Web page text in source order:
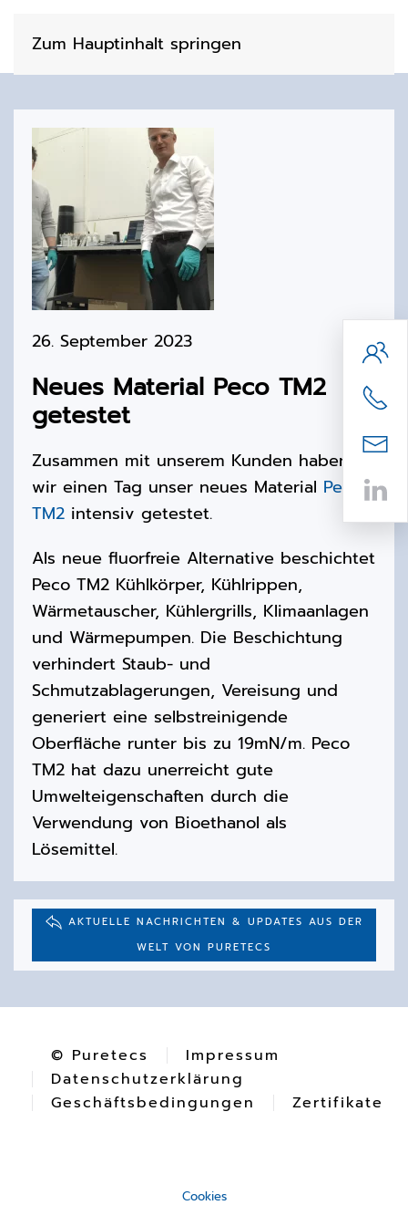
Zum Hauptinhalt springen
26. September 2023
Neues Material Peco TM2
getestet
Zusammen mit unserem Kunden haben
wir einen Tag unser neues Material Peco
TM2 intensiv getestet.
Als neue fluorfreie Alternative beschichtet
Peco TM2 Kühlkörper, Kühlrippen,
Wärmetauscher, Kühlergrills, Klimaanlagen
und Wärmepumpen. Die Beschichtung
verhindert Staub- und
Schmutzablagerungen, Vereisung und
generiert eine selbstreinigende
Oberfläche runter bis zu 19mN/m. Peco
TM2 hat dazu unerreicht gute
Umwelteigenschaften durch die
Verwendung von Bioethanol als
Lösemittel.
AKTUELLE NACHRICHTEN & UPDATES AUS DER
WELT VON PURETECS
© Puretecs
Impressum
Datenschutzerklärung
Geschäftsbedingungen
Zertifikate
Cookies